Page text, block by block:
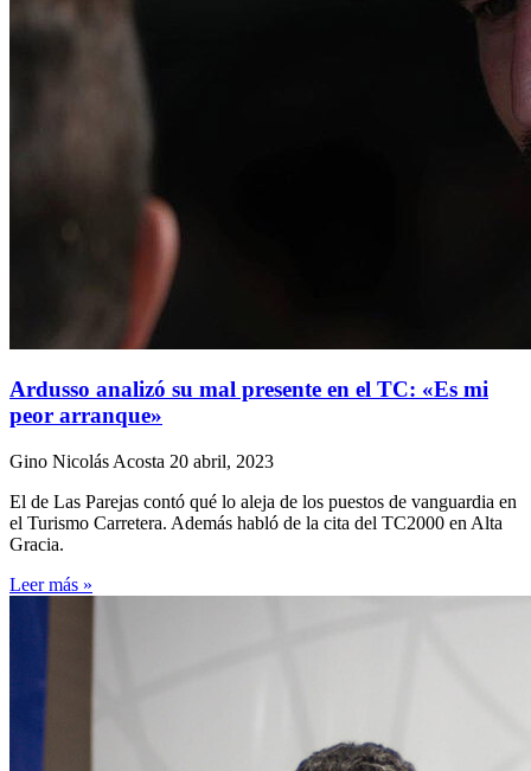
Ardusso analizó su mal presente en el TC: «Es mi
peor arranque»
Gino Nicolás Acosta 20 abril, 2023
El de Las Parejas contó qué lo aleja de los puestos de vanguardia en
el Turismo Carretera. Además habló de la cita del TC2000 en Alta
Gracia.
Leer más »